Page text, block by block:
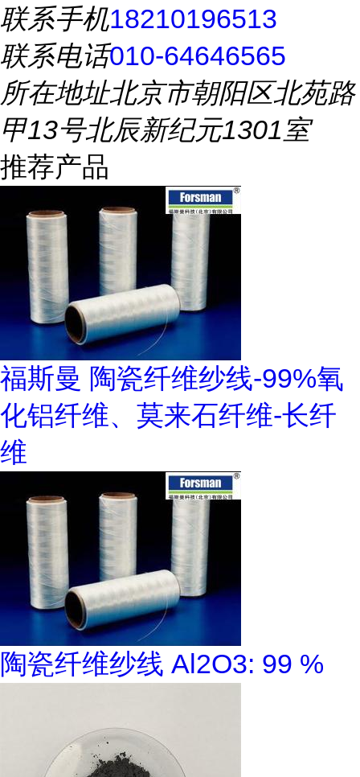
联系手机18210196513
联系电话010-64646565
所在地址北京市朝阳区北苑路
甲13号北辰新纪元1301室
推荐产品
福斯曼 陶瓷纤维纱线-99%氧
化铝纤维、莫来石纤维-长纤
维
陶瓷纤维纱线 Al2O3: 99 %